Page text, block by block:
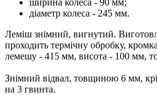
діаметр колеса - 245 мм.
Леміш знімний, вигнутий.
проходить термічну обробку,
лемешу - 415 мм, висота - 100 мм,
Знімний відвал, товщиною 6 мм,
на 3 гвинта.